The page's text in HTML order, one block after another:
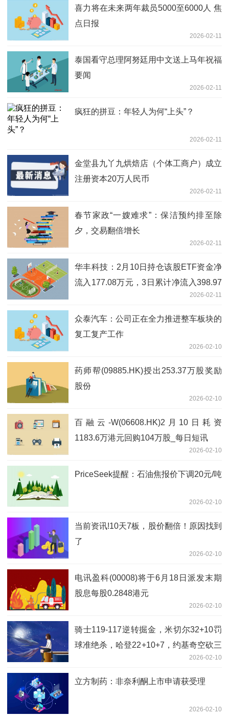
喜力将在未来两年裁员5000至6000人 焦
点日报
2026-02-11
泰国看守总理阿努廷用中文送上马年祝福
要闻
2026-02-11
疯狂的拼豆：年轻人为何“上头”？
2026-02-11
金堂县九丫九烘焙店（个体工商户）成立
注册资本20万人民币
2026-02-11
春节家政“一嫂难求”：保洁预约排至除
夕，交易翻倍增长
2026-02-11
华丰科技：2月10日持仓该股ETF资金净
流入177.08万元，3日累计净流入398.97
2026-02-11
众泰汽车：公司正在全力推进整车板块的
复工复产工作
2026-02-10
药师帮(09885.HK)授出253.37万股奖励
股份
2026-02-10
百融云-W(06608.HK)2月10日耗资
1183.6万港元回购104万股_每日短讯
2026-02-10
PriceSeek提醒：石油焦报价下调20元/吨
2026-02-10
当前资讯!10天7板，股价翻倍！原因找到
了
2026-02-10
电讯盈科(00008)将于6月18日派发末期
股息每股0.2848港元
2026-02-10
骑士119-117逆转掘金，米切尔32+10罚
球准绝杀，哈登22+10+7，约基奇空砍三
2026-02-10
立方制药：非奈利酮上市申请获受理
2026-02-10